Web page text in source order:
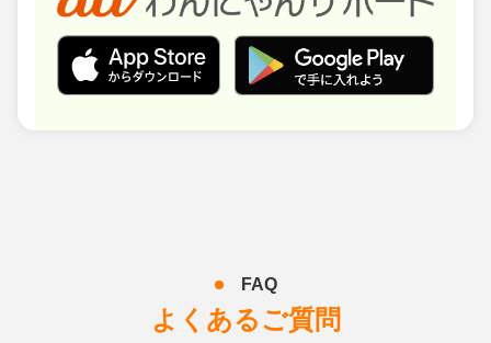
FAQ
よくあるご質問